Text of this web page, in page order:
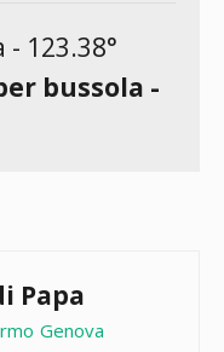
- 123.38°
bussola -
Papa
Genova